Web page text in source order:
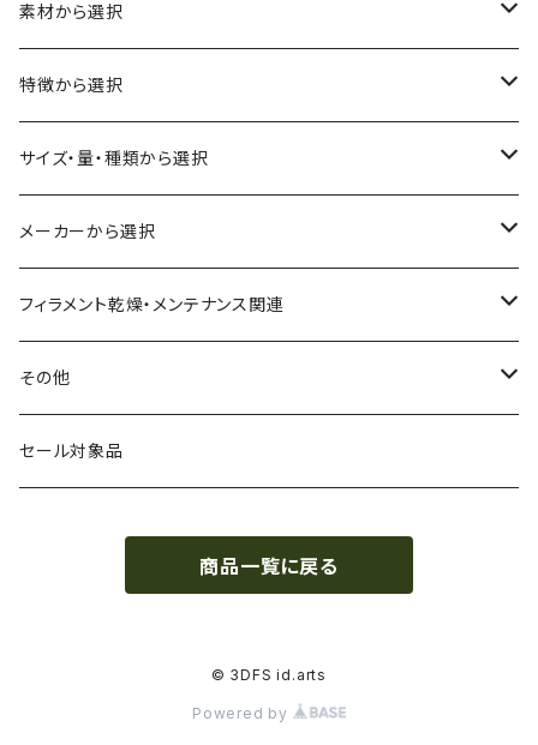
素材から選択
ABS
ASA（アクリル・スチレン・アクリロニトリル）
CA（セルロース アセテート）
CPE（コポリエステル）
HIPS（スチレン系樹脂）
HTPLA
PA（ナイロン）
特徴から選択
食品対応
導電性
磁性
絶縁性
静電気放電（ESD）
アレルギー物質フリー
サイズ・量・種類から選択
お試し用少量サンプル
フィラメント径：1.75mm
フィラメント径：2.85mm
スプール単位
Bambuコイル対応
メーカーから選択
3D BROOKLYN
3DFuel
3DLAC
フィラメント乾燥・メンテナンス関連
フィラメント乾燥機
クリーニング
その他
交換用スプール
セール対象品
商品一覧に戻る
© 3DFS id.arts
Powered by